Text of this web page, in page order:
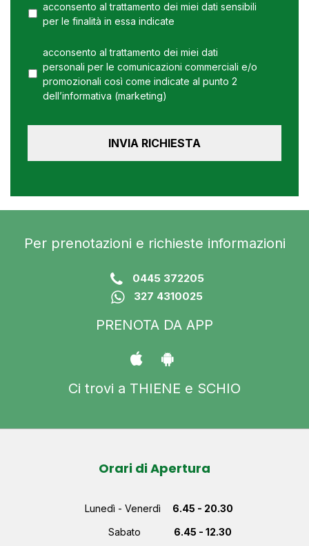
acconsento al trattamento dei miei dati sensibili
per le finalità in essa indicate
acconsento al trattamento dei miei dati
personali per le comunicazioni commerciali e/o
promozionali così come indicate al punto 2
dell’informativa (marketing)
Per prenotazioni e richieste informazioni
0445 372205
327 4310025
PRENOTA DA APP
Ci trovi a THIENE e SCHIO
Orari di Apertura
Lunedì - Venerdì
6.45 - 20.30
Sabato
6.45 - 12.30